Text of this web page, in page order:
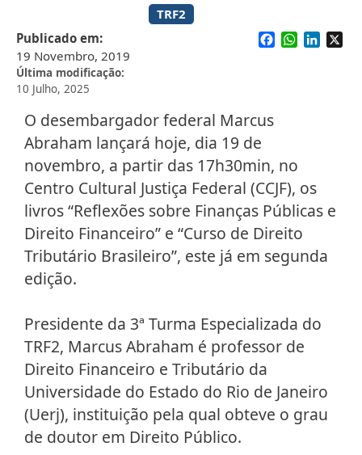
TRF2
Publicado em
19 Novembro, 2019
Última modificação
10 Julho, 2025
Facebook
WhatsApp
O desembargador federal Marcus
Abraham lançará hoje, dia 19 de
novembro, a partir das 17h30min, no
Centro Cultural Justiça Federal (CCJF), os
livros “Reflexões sobre Finanças Públicas e
Direito Financeiro” e “Curso de Direito
Tributário Brasileiro”, este já em segunda
edição.
Presidente da 3ª Turma Especializada do
TRF2, Marcus Abraham é professor de
Direito Financeiro e Tributário da
Universidade do Estado do Rio de Janeiro
(Uerj), instituição pela qual obteve o grau
de doutor em Direito Público.